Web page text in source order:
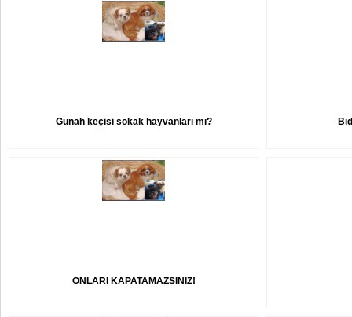
Günah keçisi sokak hayvanları mı?
ONLARI KAPATAMAZSINIZ!